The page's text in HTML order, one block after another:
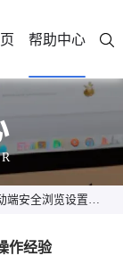
帮助中心
全浏览设置操作经验
作经验